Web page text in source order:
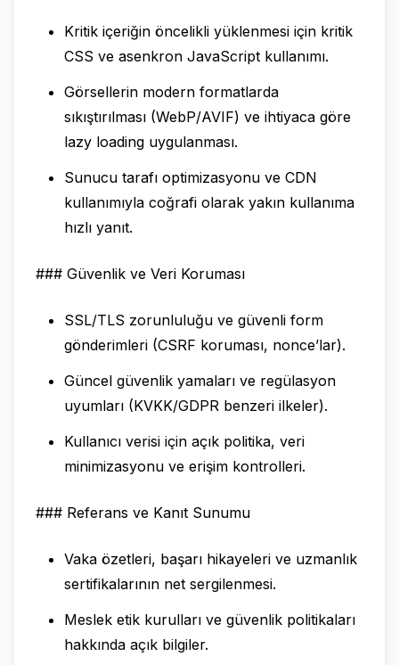
Kritik içeriğin öncelikli yüklenmesi için kritik
CSS ve asenkron JavaScript kullanımı.
Görsellerin modern formatlarda
sıkıştırılması (WebP/AVIF) ve ihtiyaca göre
lazy loading uygulanması.
Sunucu tarafı optimizasyonu ve CDN
kullanımıyla coğrafi olarak yakın kullanıma
hızlı yanıt.
### Güvenlik ve Veri Koruması
SSL/TLS zorunluluğu ve güvenli form
gönderimleri (CSRF koruması, nonce’lar).
Güncel güvenlik yamaları ve regülasyon
uyumları (KVKK/GDPR benzeri ilkeler).
Kullanıcı verisi için açık politika, veri
minimizasyonu ve erişim kontrolleri.
### Referans ve Kanıt Sunumu
Vaka özetleri, başarı hikayeleri ve uzmanlık
sertifikalarının net sergilenmesi.
Meslek etik kurulları ve güvenlik politikaları
hakkında açık bilgiler.